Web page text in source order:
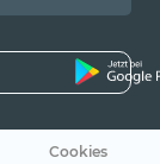
Cookies